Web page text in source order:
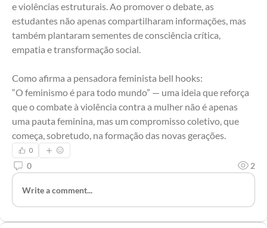
e violências estruturais. Ao promover o debate, as
estudantes não apenas compartilharam informações, mas
também plantaram sementes de consciência crítica,
empatia e transformação social.
Como afirma a pensadora feminista bell hooks:
“O feminismo é para todo mundo” — uma ideia que reforça
que o combate à violência contra a mulher não é apenas
uma pauta feminina, mas um compromisso coletivo, que
começa, sobretudo, na formação das novas gerações.
0
0 2
Write a comment...